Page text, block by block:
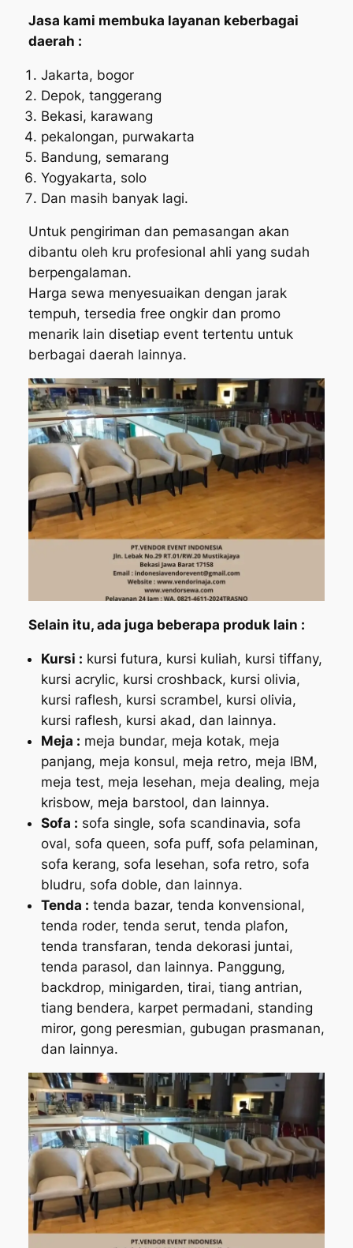
Jasa kami membuka layanan keberbagai
daerah :
Jakarta, bogor
Depok, tanggerang
Bekasi, karawang
pekalongan, purwakarta
Bandung, semarang
Yogyakarta, solo
Dan masih banyak lagi.
Untuk pengiriman dan pemasangan akan
dibantu oleh kru profesional ahli yang sudah
berpengalaman.
Harga sewa menyesuaikan dengan jarak
tempuh, tersedia free ongkir dan promo
menarik lain disetiap event tertentu untuk
berbagai daerah lainnya.
Selain itu, ada juga beberapa produk lain :
Kursi : kursi futura, kursi kuliah, kursi tiffany,
kursi acrylic, kursi croshback, kursi olivia,
kursi raflesh, kursi scrambel, kursi olivia,
kursi raflesh, kursi akad, dan lainnya.
Meja : meja bundar, meja kotak, meja
panjang, meja konsul, meja retro, meja IBM,
meja test, meja lesehan, meja dealing, meja
krisbow, meja barstool, dan lainnya.
Sofa : sofa single, sofa scandinavia, sofa
oval, sofa queen, sofa puff, sofa pelaminan,
sofa kerang, sofa lesehan, sofa retro, sofa
bludru, sofa doble, dan lainnya.
Tenda : tenda bazar, tenda konvensional,
tenda roder, tenda serut, tenda plafon,
tenda transfaran, tenda dekorasi juntai,
tenda parasol, dan lainnya. Panggung,
backdrop, minigarden, tirai, tiang antrian,
tiang bendera, karpet permadani, standing
miror, gong peresmian, gubugan prasmanan,
dan lainnya.